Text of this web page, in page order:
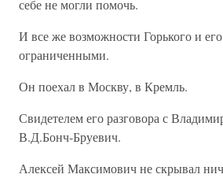
себе не могли помочь.
И все же возможности Горького и
ограниченными.
Он поехал в Москву, в Кремль.
Свидетелем его разговора с
В.Д.Бонч-Бруевич.
Алексей Максимович не скрывал